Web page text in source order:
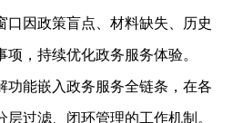
口因政策盲点、材料缺失、历史
，持续优化政务服务体验。
能嵌入政务服务全链条，在各
过滤、闭环管理的工作机制。